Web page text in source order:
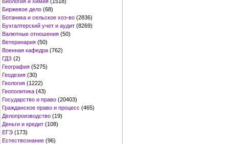
Биржевое дело (68)
Ботаника и сельское хоз-во (2836)
Бухгалтерский учет и аудит (8269)
Валютные отношения (50)
Ветеринария (50)
Военная кафедра (762)
ГДЗ (2)
География (5275)
Геодезия (30)
Геология (1222)
Геополитика (43)
Государство и право (20403)
Гражданское право и процесс (465)
Делопроизводство (19)
Деньги и кредит (108)
ЕГЭ (173)
Естествознание (96)